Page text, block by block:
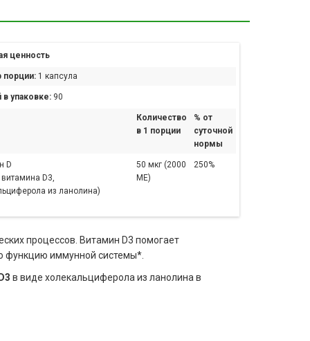
ценность
порции: 1 капсула
упаковке: 90
Количество
в 1 порции
% от
суточной
нормы
D
D3,
из ланолина)
50 мкг (2000
МЕ)
250%
процессов. Витамин D3 помогает
функцию иммунной системы*.
в виде холекальциферола из ланолина в